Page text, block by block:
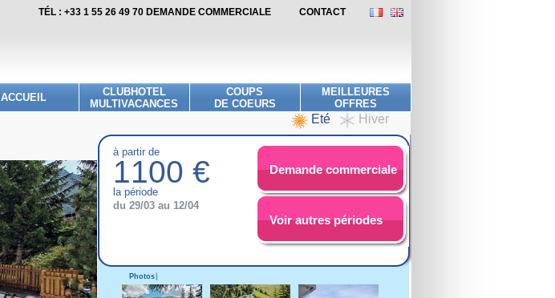
TÉL : +33 1 55 26 49 70 DEMANDE COMMERCIALE CONTACT
ACCUEIL
CLUBHOTEL
MULTIVACANCES
COUPS
DE COEURS
MEILLEURES
OFFRES
Eté Hiver
à partir de
1100 €
la période
du 29/03 au 12/04
Demande commerciale
Voir autres périodes
Photos